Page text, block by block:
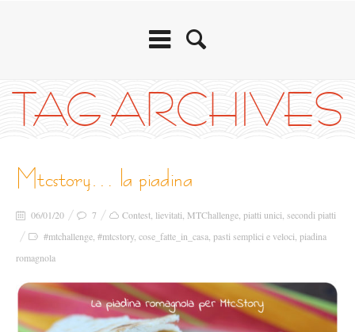
TAG ARCHIVES
mtcstory… la piadina
06/01/20 7 Contest lievitati MTChallenge piatti unici secondi piatti
#mtchallenge #mtcstory, cose_fatte_in_casa pasti semplici e veloci piadina
romagnola